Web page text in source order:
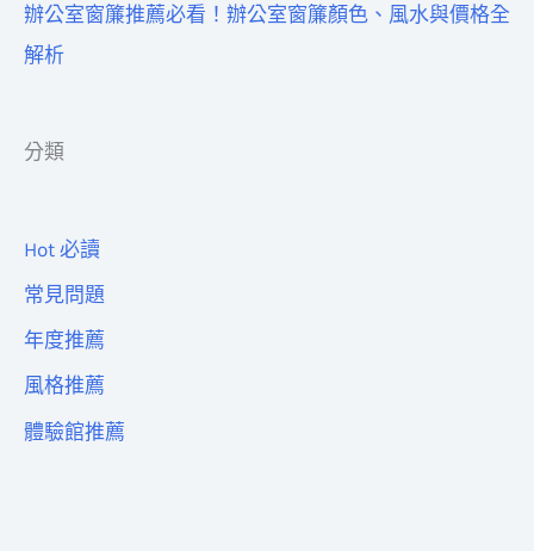
辦公室窗簾推薦必看！辦公室窗簾顏色、風水與價格全
解析
分類
Hot 必讀
常見問題
年度推薦
風格推薦
體驗館推薦